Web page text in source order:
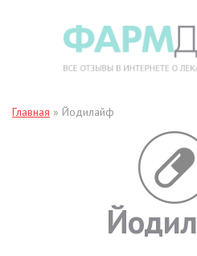
Главная » Йодилайф